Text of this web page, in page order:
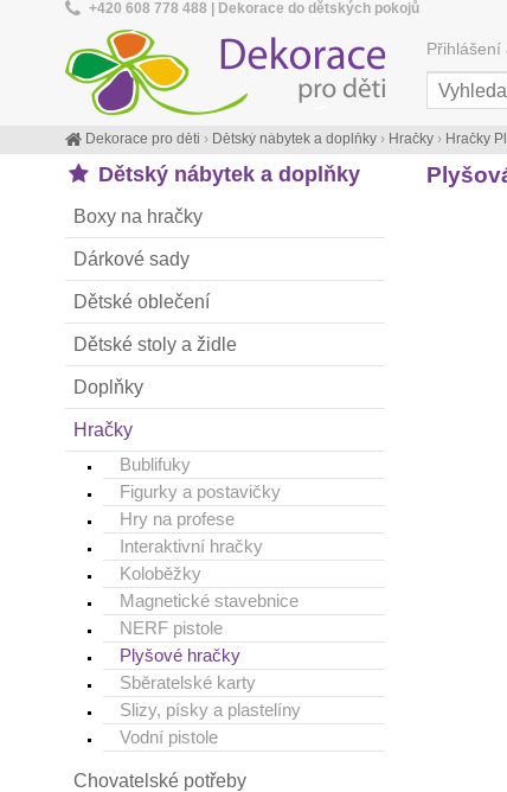
Dětský nábytek a doplňky
Boxy na hračky
Dárkové sady
Dětské oblečení
Dětské stoly a židle
Doplňky
Hračky
Bublifuky
Figurky a postavičky
Hry na profese
Interaktivní hračky
Koloběžky
Magnetické stavebnice
NERF pistole
Plyšové hračky
Sběratelské karty
Slizy, písky a plastelíny
Vodní pistole
Chovatelské potřeby
Dekorace pro děti › Dětský nábytek a doplňky› Hračky› Hračky
+420 608 778 488 | Dekorace do dětských pokojů
Přihlášení